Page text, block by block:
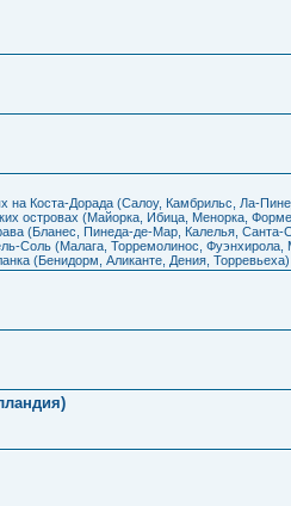
на Коста-Дорада (Салоу, Камбрильс, Ла-
островах (Майорка, Ибица, Менорка,
(Бланес, Пинеда-де-Мар, Калелья, Санта-
Соль (Малага, Торремолинос, Фуэнхирола,
(Бенидорм, Аликанте, Дения, Торревьеха)